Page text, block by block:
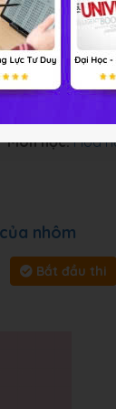
Môn học: Hóa
nhôm
Bắt đầu thi